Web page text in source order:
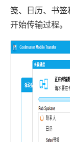
笺、日历、书签
开始传输过程。